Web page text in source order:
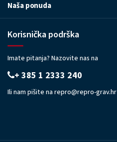
Naša ponuda
Korisnička podrška
Imate pitanja? Nazovite nas na
+ 385 1 2333 240
Ili nam pišite na repro@repro-grav.hr